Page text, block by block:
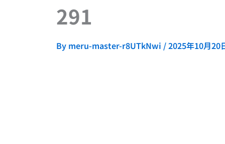
291
By meru-master-r8UTkNwi /2025年10月20